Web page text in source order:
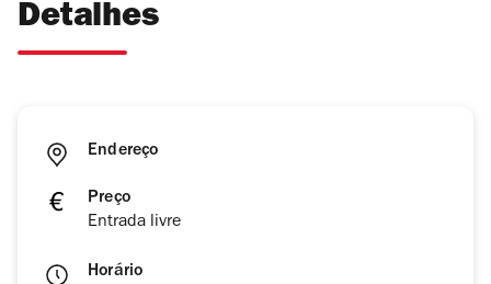
Detalhes
Endereço
Preço
Entrada livre
Horário